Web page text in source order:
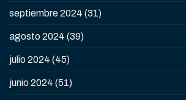
septiembre 2024 (31)
agosto 2024 (39)
julio 2024 (45)
junio 2024 (51)